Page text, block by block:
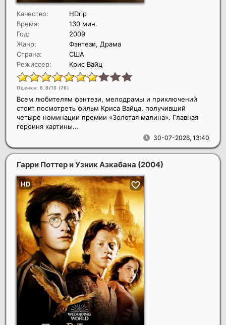
Качество:
HDrip
Время:
130 мин.
Год:
2009
Жанр:
Фэнтези, Драма
Страна:
США
Режиссер:
Крис Вайц
Оценка: 6.8/10 (76)
30-07-2026, 13:40
Всем любителям фэнтези, мелодрамы и приключений
стоит посмотреть фильм Криса Вайца, получивший
четыре номинации премии «Золотая малина». Главная
героиня картины...
Гарри Поттер и Узник Азкабана (2004)